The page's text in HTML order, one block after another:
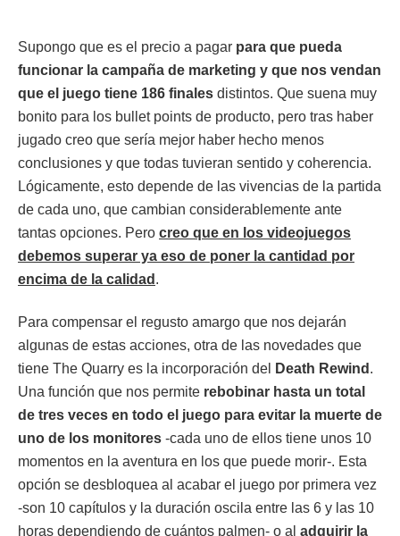
Supongo que es el precio a pagar para que pueda
funcionar la campaña de marketing y que nos vendan
que el juego tiene 186 finales distintos. Que suena muy
bonito para los bullet points de producto, pero tras haber
jugado creo que sería mejor haber hecho menos
conclusiones y que todas tuvieran sentido y coherencia.
Lógicamente, esto depende de las vivencias de la partida
de cada uno, que cambian considerablemente ante
tantas opciones. Pero creo que en los videojuegos
debemos superar ya eso de poner la cantidad por
encima de la calidad .
Para compensar el regusto amargo que nos dejarán
algunas de estas acciones, otra de las novedades que
tiene The Quarry es la incorporación del
Death Rewind .
Una función que nos permite rebobinar hasta un total
de tres veces en todo el juego para evitar la muerte de
uno de los monitores -cada uno de ellos tiene unos 10
momentos en la aventura en los que puede morir-. Esta
opción se desbloquea al acabar el juego por primera vez
-son 10 capítulos y la duración oscila entre las 6 y las 10
horas dependiendo de cuántos palmen- o al adquirir la